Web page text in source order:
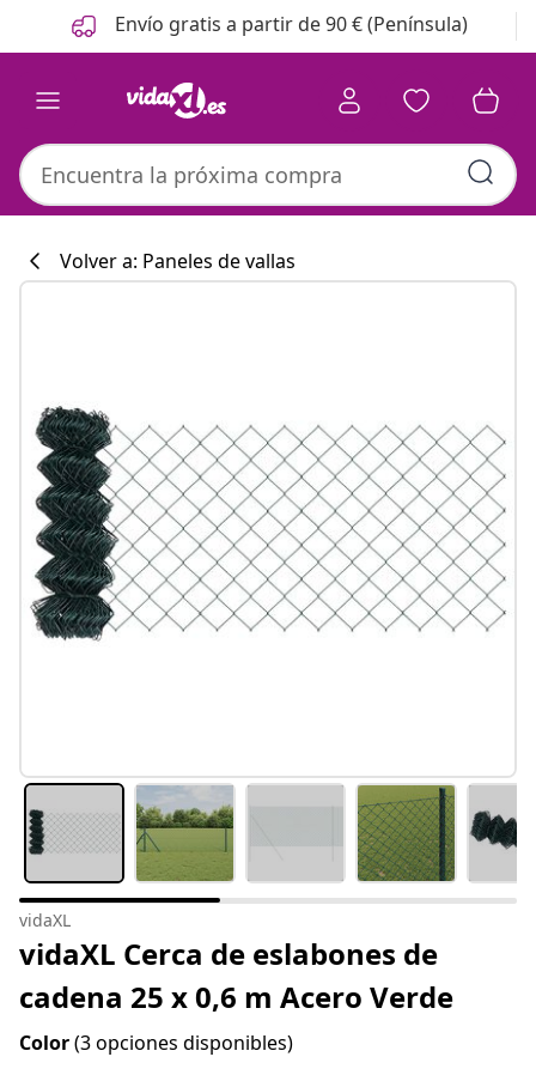
Anterior
Siguiente Envío gratis a partir de 90 € (Península)
#sharemevidaxl
Volver a: Paneles de vallas
vidaXL
vidaXL Cerca de eslabones de
cadena 25 x 0,6 m Acero Verde
Color(3 opciones disponibles)